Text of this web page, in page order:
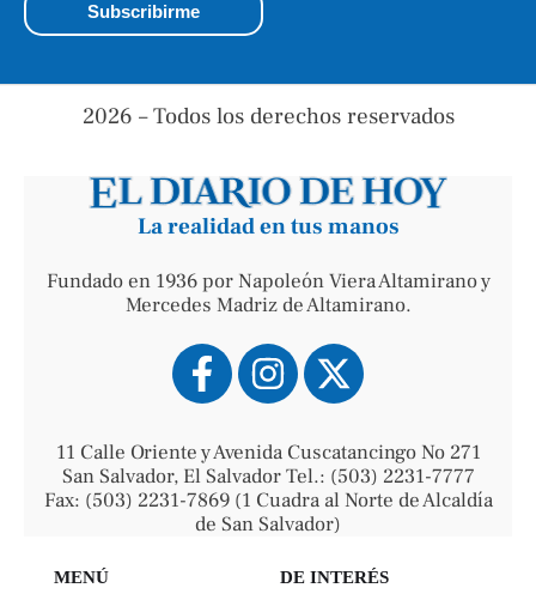
2026 – Todos los derechos reservados
La realidad en tus manos
Fundado en 1936 por Napoleón Viera Altamirano y
Mercedes Madriz de Altamirano.
11 Calle Oriente y Avenida Cuscatancingo No 271
San Salvador, El Salvador Tel.: (503) 2231-7777
Fax: (503) 2231-7869 (1 Cuadra al Norte de Alcaldía
de San Salvador)
MENÚ DE INTERÉS